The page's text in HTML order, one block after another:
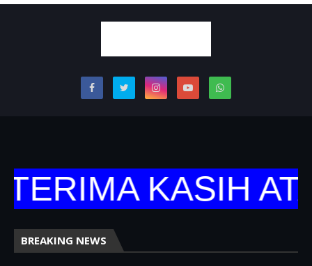
KASIH
BREAKING NEWS